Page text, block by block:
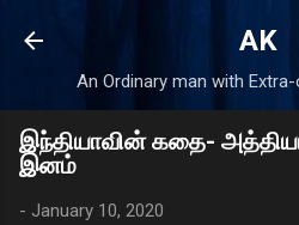
Skip to main
AK
An Ordinary man with
இந்தியாவின் கதை-
இனம்
- January 10, 2020